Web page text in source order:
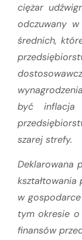
ciężar
odczuwany
średnich,
być inflacja
szarej strefy.
Deklarowana
w
tym okresie
finansów